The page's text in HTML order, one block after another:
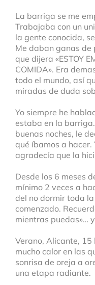
La barriga se me
Trabajaba con un
la gente conocida,
Me daban ganas de
que dijera «ESTOY
COMIDA». Era
todo el mundo, así
miradas de duda
Yo siempre he
estaba en la
buenas noches, le
qué íbamos a hacer.
agradecía que la
Desde los 6 meses
mínimo 2 veces a
del no dormir toda
comenzado.
mientras puedas»…
Verano, Alicante, 15
mucho calor en las
sonrisa de oreja a
una etapa radiante.